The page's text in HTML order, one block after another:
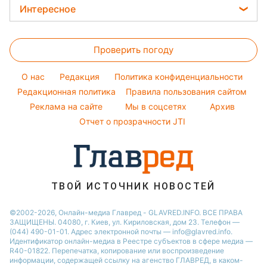
Настя Каменских
Виталий Козловский
Потап
Цены на продукты
Красивый маникюр
Советы от Андре Тана
Новости Харькова
Новости Полтавы
Новости Львова
Новости Сум
Новости Днепра
Новости Черкассы
Новости Тернополя
Новости Житомира
Интересное
Тесты по картинке
Оптические иллюзии
Народные приметы
Все о шоу-бизнесе
Проверить погоду
O нас Редакция
Политика конфиденциальности
Редакционная политика
Правила пользования сайтом
Реклама на сайте
Мы в соцсетях
Архив
Отчет о прозрачности JTI
ТВОЙ ИСТОЧНИК НОВОСТЕЙ
©2002-2026, Онлайн-медиа Главред - GLAVRED.INFO. ВСЕ ПРАВА
ЗАЩИЩЕНЫ. 04080, г. Киев, ул. Кириловская, дом 23. Телефон —
(044) 490-01-01. Адрес электронной почты — info@glavred.info.
Идентификатор онлайн-медиа в Реестре cубъектов в сфере медиа —
R40-01822. Перепечатка, копирование или воспроизведение
информации, содержащей ссылку на агенство ГЛАВРЕД, в каком-